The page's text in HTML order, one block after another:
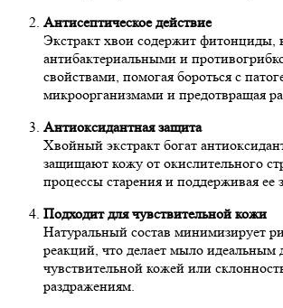
Антисептическое действие
Экстракт хвои содержит фитонциды,
антибактериальными и
свойствами, помогая бороться с
микроорганизмами и предотвращая
Антиоксидантная защита
Хвойный экстракт богат
защищают кожу от окислительного
процессы старения и поддерживая ее
Подходит для чувствительной кожи
Натуральный состав минимизирует
реакций, что делает мыло идеальным
чувствительной кожей или
раздражениям.